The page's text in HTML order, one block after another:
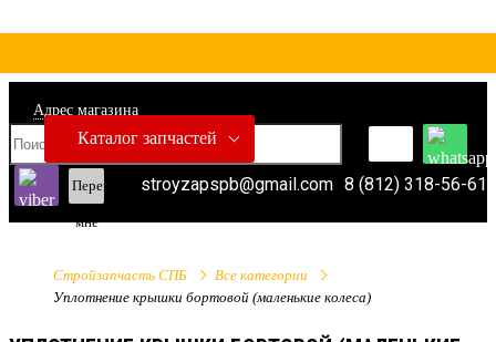
Адрес магазина
Перезвонить
мне
8 (812) 318-56-61
stroyzapspb@gmail.com
Каталог запчастей
Стройзапчасть СПБ
Все категории
Уплотнение крышки бортовой (маленькие колеса)